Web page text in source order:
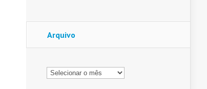
Arquivo
Arquivo